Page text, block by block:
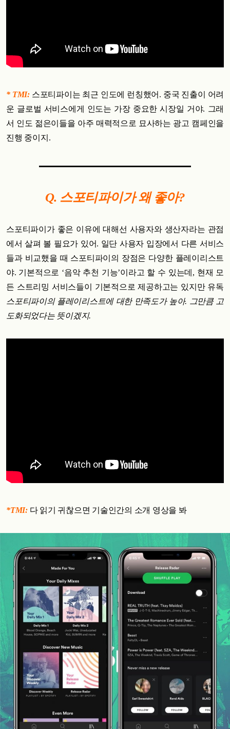
* TMI: 스포티파이는 최근 인도에 런칭했어. 중국 진출이 어려
운 글로벌 서비스에게 인도는 가장 중요한 시장일 거야. 그래
서 인도 젊은이들을 아주 매력적으로 묘사하는 광고 캠페인을
진행 중이지.
Q. 스포티파이가 왜 좋아?
스포티파이가 좋은 이유에 대해선 사용자와 생산자라는 관점
에서 살펴 볼 필요가 있어. 일단 사용자 입장에서 다른 서비스
들과 비교했을 때 스포티파이의 장점은 다양한 플레이리스트
야. 기본적으로 ‘음악 추천 기능’이라고 할 수 있는데, 현재 모
든 스트리밍 서비스들이 기본적으로 제공하고는 있지만 유독
스포티파이의 플레이리스트에 대한 만족도가 높아. 그만큼 고
도화되었다는 뜻이겠지.
*TMI: 다 읽기 귀찮으면 기술인간의 소개 영상을 봐